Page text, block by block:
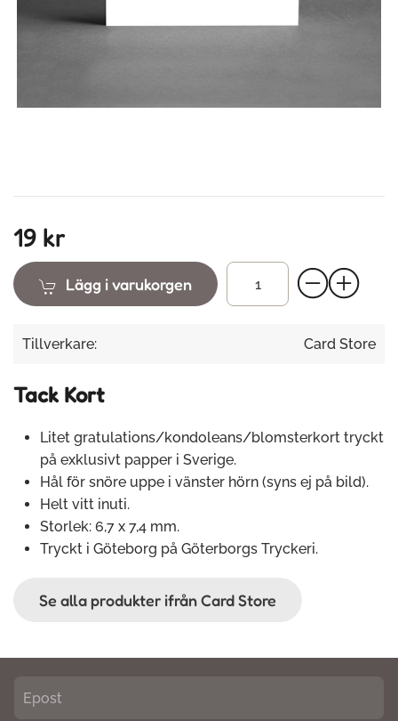
19 kr
Lägg i varukorgen
Tillverkare: Card Store
Tack Kort
Litet gratulations/kondoleans/blomsterkort tryckt
på exklusivt papper i Sverige.
Hål för snöre uppe i vänster hörn (syns ej på bild).
Helt vitt inuti.
Storlek: 6,7 x 7,4 mm.
Tryckt i Göteborg på Göterborgs Tryckeri.
Se alla produkter ifrån Card Store